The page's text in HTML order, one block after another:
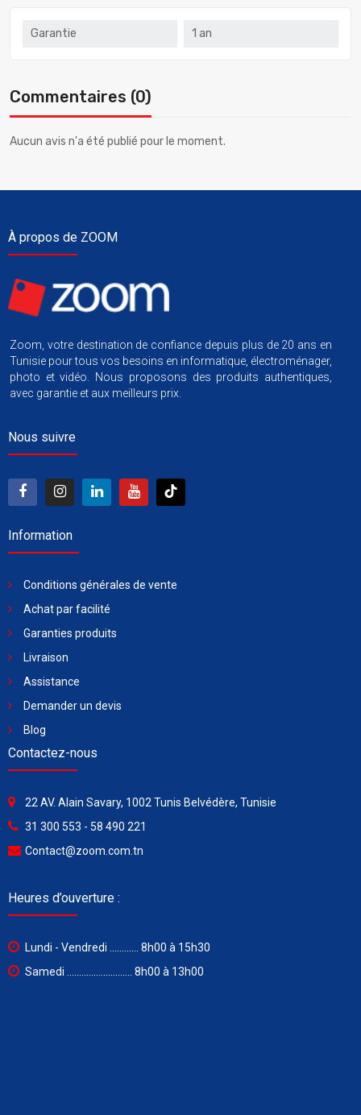
Garantie 1 an
Commentaires (0)
Aucun avis n'a été publié pour le moment.
À propos de ZOOM
Zoom, votre destination de confiance depuis plus de 20 ans en
Tunisie pour tous vos besoins en informatique, électroménager,
photo et vidéo. Nous proposons des produits authentiques,
avec garantie et aux meilleurs prix.
Nous suivre
Information
Conditions générales de vente
Achat par facilité
Garanties produits
Livraison
Assistance
Demander un devis
Blog
Contactez-nous
22 AV. Alain Savary, 1002 Tunis Belvédère, Tunisie
31 300 553 - 58 490 221
Contact@zoom.com.tn
Heures d’ouverture :
Lundi - Vendredi ............ 8h00 à 15h30
Samedi ........................... 8h00 à 13h00